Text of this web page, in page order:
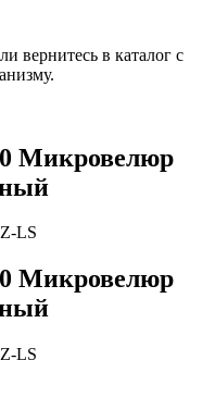
вернитесь в каталог с
Микровелюр
LS
Микровелюр
LS